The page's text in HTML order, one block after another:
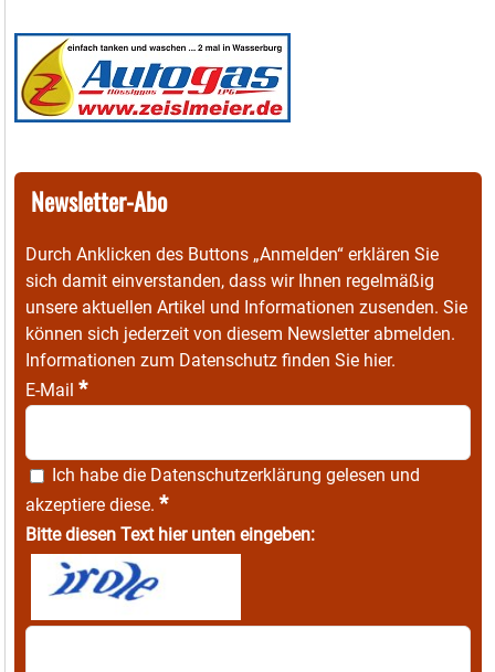
Newsletter-Abo
Durch Anklicken des Buttons „Anmelden“ erklären Sie
sich damit einverstanden, dass wir Ihnen regelmäßig
unsere aktuellen Artikel und Informationen zusenden. Sie
können sich jederzeit von diesem Newsletter abmelden.
Informationen zum Datenschutz finden Sie hier.
E-Mail *
Ich habe die Datenschutzerklärung gelesen und
akzeptiere diese. *
Bitte diesen Text hier unten eingeben: